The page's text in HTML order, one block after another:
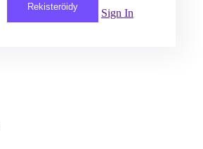
Rekisteröidy
Sign In